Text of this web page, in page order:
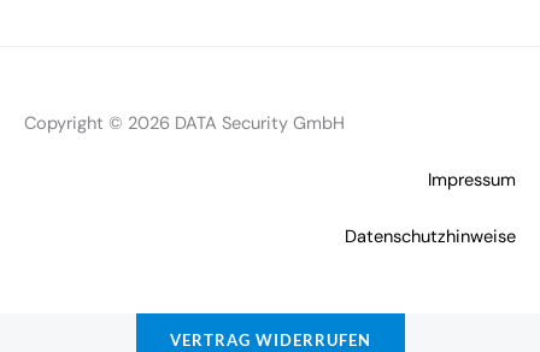
Copyright © 2026 DATA Security GmbH
Impressum
Datenschutzhinweise
VERTRAG WIDERRUFEN